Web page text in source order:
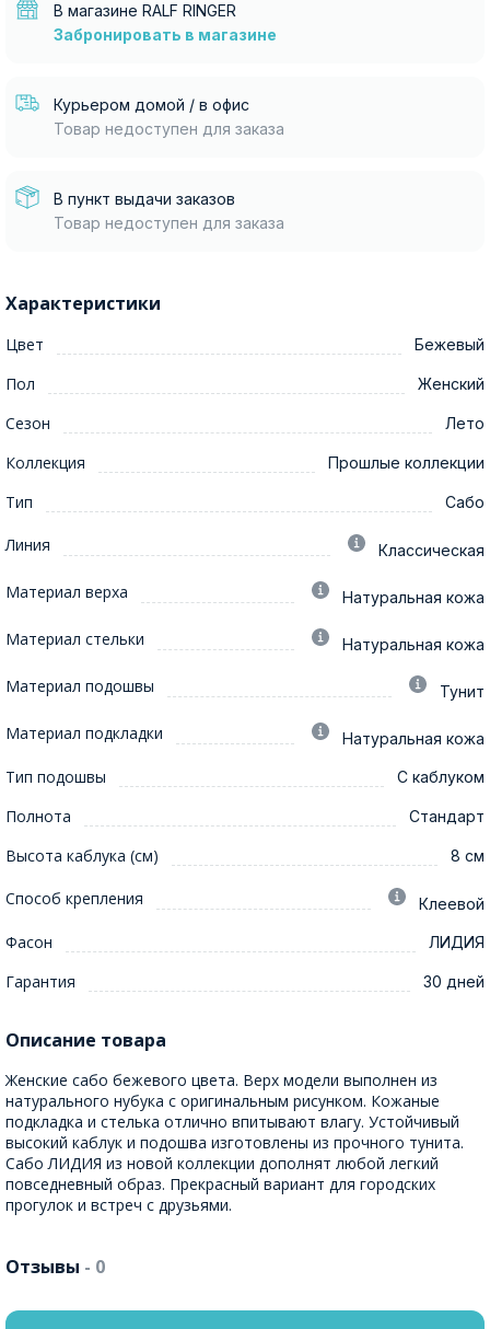
В магазине RALF RINGER
Забронировать в магазине
Курьером домой / в офис
Товар недоступен для заказа
В пункт выдачи заказов
Товар недоступен для заказа
Характеристики
Цвет Бежевый
Пол Женский
Сезон Лето
Коллекция Прошлые коллекции
Тип Сабо
Линия Классическая
Материал верха Натуральная кожа
Материал стельки Натуральная кожа
Материал подошвы Тунит
Материал подкладки Натуральная кожа
Тип подошвы С каблуком
Полнота Стандарт
Высота каблука (см) 8 см
Способ крепления Клеевой
Фасон ЛИДИЯ
Гарантия 30 дней
Описание товара
Женские сабо бежевого цвета. Верх модели выполнен из
натурального нубука с оригинальным рисунком. Кожаные
подкладка и стелька отлично впитывают влагу. Устойчивый
высокий каблук и подошва изготовлены из прочного тунита.
Сабо ЛИДИЯ из новой коллекции дополнят любой легкий
повседневный образ. Прекрасный вариант для городских
прогулок и встреч с друзьями.
Отзывы - 0